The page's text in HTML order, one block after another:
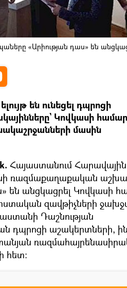
«Արիության դաս» են
են ունեցել դպրոցի
Կովկասի համար
մասին
Հայաստանում Հարավային
ռազմաքաղաքական
են անցկացրել Կովկասի
զավթիչների
Դաշնության
դպրոցի աշակերտների,
հետ: